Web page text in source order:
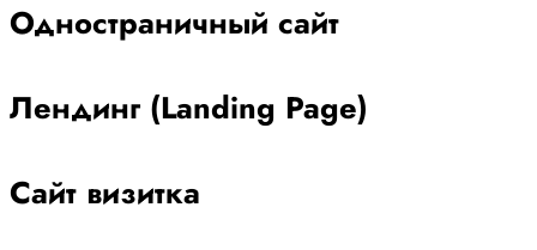
Одностраничный сайт
Лендинг (Landing Page)
Сайт визитка